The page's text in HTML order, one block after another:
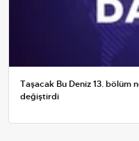
Taşacak Bu Deniz 13. bölüm
değiştirdi